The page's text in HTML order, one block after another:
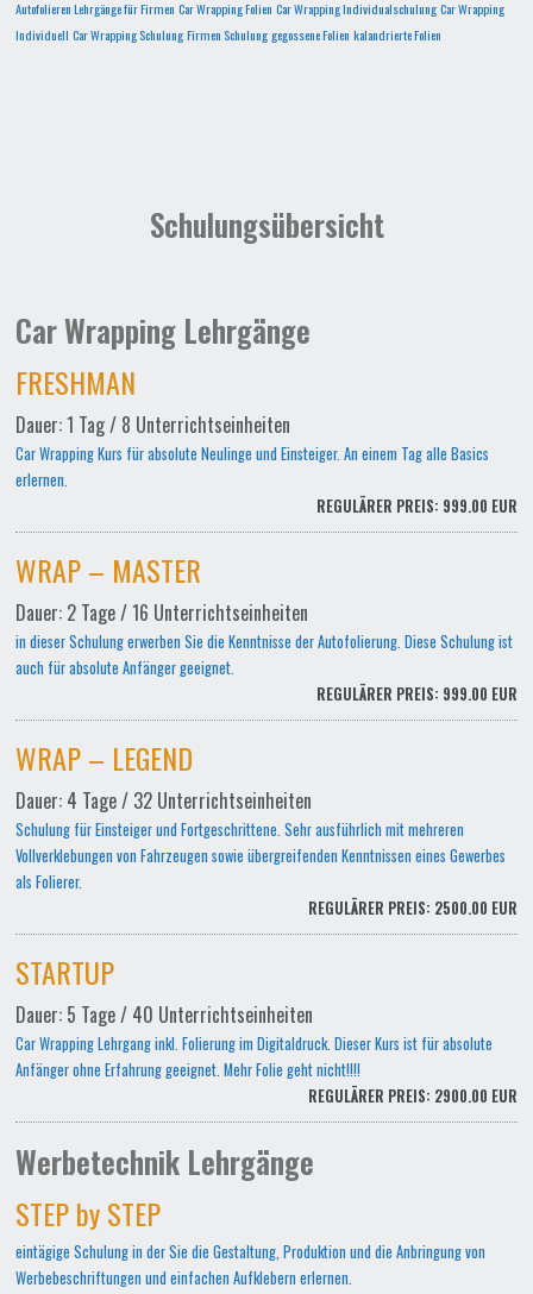
Autofolieren Lehrgänge für Firmen Car Wrapping Folien Car Wrapping Individualschulung Car Wrapping
Individuell Car Wrapping Schulung Firmen Schulung gegossene Folien kalandrierte Folien
Schulungsübersicht
Car Wrapping Lehrgänge
FRESHMAN
Dauer: 1 Tag / 8 Unterrichtseinheiten
Car Wrapping Kurs für absolute Neulinge und Einsteiger. An einem Tag alle Basics
erlernen.
REGULÄRER PREIS: 999.00 EUR
WRAP – MASTER
Dauer: 2 Tage / 16 Unterrichtseinheiten
in dieser Schulung erwerben Sie die Kenntnisse der Autofolierung. Diese Schulung ist
auch für absolute Anfänger geeignet.
REGULÄRER PREIS: 999.00 EUR
WRAP – LEGEND
Dauer: 4 Tage / 32 Unterrichtseinheiten
Schulung für Einsteiger und Fortgeschrittene. Sehr ausführlich mit mehreren
Vollverklebungen von Fahrzeugen sowie übergreifenden Kenntnissen eines Gewerbes
als Folierer.
REGULÄRER PREIS: 2500.00 EUR
STARTUP
Dauer: 5 Tage / 40 Unterrichtseinheiten
Car Wrapping Lehrgang inkl. Folierung im Digitaldruck. Dieser Kurs ist für absolute
Anfänger ohne Erfahrung geeignet. Mehr Folie geht nicht!!!!
REGULÄRER PREIS: 2900.00 EUR
Werbetechnik Lehrgänge
STEP by STEP
eintägige Schulung in der Sie die Gestaltung, Produktion und die Anbringung von
Werbebeschriftungen und einfachen Aufklebern erlernen.